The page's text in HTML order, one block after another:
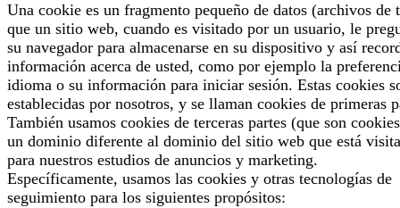
Una cookie es un fragmento pequeño de datos (archivos de
que un sitio web, cuando es visitado por un usuario, le
su navegador para almacenarse en su dispositivo y así
información acerca de usted, como por ejemplo la
idioma o su información para iniciar sesión. Estas cookies
establecidas por nosotros, y se llaman cookies de primeras
También usamos cookies de terceras partes (que son
un dominio diferente al dominio del sitio web que está
para nuestros estudios de anuncios y marketing.
Específicamente, usamos las cookies y otras tecnologías de
seguimiento para los siguientes propósitos: